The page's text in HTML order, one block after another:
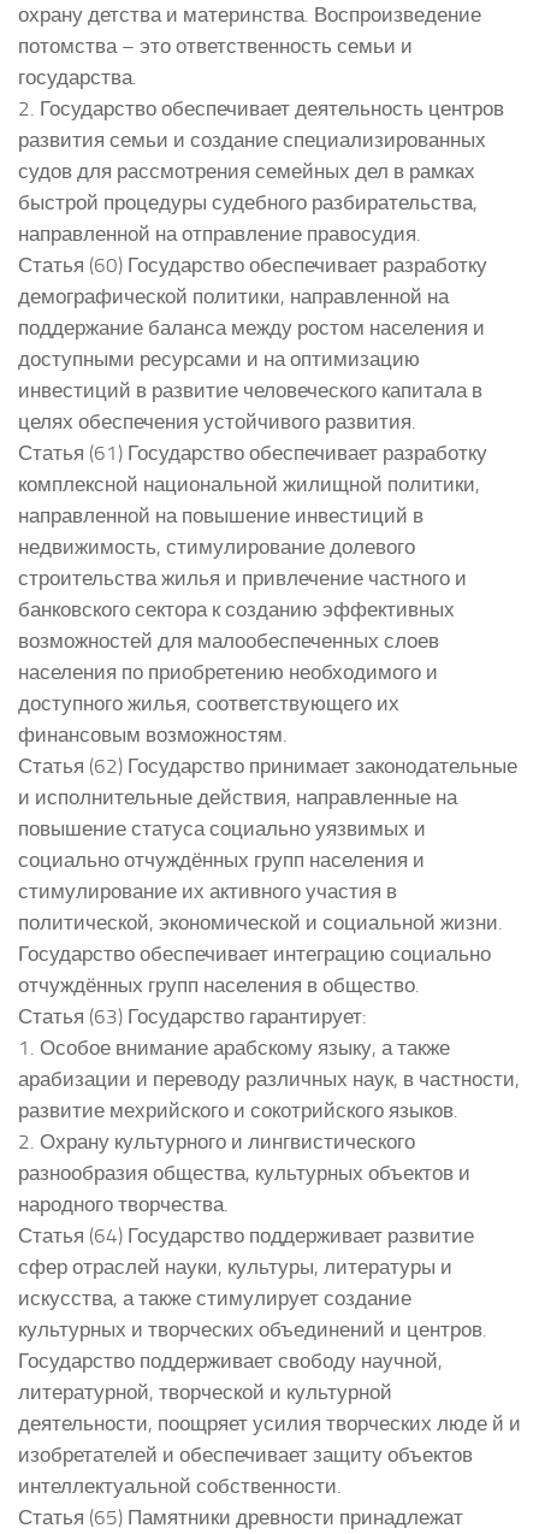
охрану детства и материнства. Воспроизведение
потомства – это ответственность семьи и
государства.
2. Государство обеспечивает деятельность центров
развития семьи и создание специализированных
судов для рассмотрения семейных дел в рамках
быстрой процедуры судебного разбирательства,
направленной на отправление правосудия.
Статья (60) Государство обеспечивает разработку
демографической политики, направленной на
поддержание баланса между ростом населения и
доступными ресурсами и на оптимизацию
инвестиций в развитие человеческого капитала в
целях обеспечения устойчивого развития.
Статья (61) Государство обеспечивает разработку
комплексной национальной жилищной политики,
направленной на повышение инвестиций в
недвижимость, стимулирование долевого
строительства жилья и привлечение частного и
банковского сектора к созданию эффективных
возможностей для малообеспеченных слоев
населения по приобретению необходимого и
доступного жилья, соответствующего их
финансовым возможностям.
Статья (62) Государство принимает законодательные
и исполнительные действия, направленные на
повышение статуса социально уязвимых и
социально отчуждённых групп населения и
стимулирование их активного участия в
политической, экономической и социальной жизни.
Государство обеспечивает интеграцию социально
отчуждённых групп населения в общество.
Статья (63) Государство гарантирует:
1. Особое внимание арабскому языку, а также
арабизации и переводу различных наук, в частности,
развитие мехрийского и сокотрийского языков.
2. Охрану культурного и лингвистического
разнообразия общества, культурных объектов и
народного творчества.
Статья (64) Государство поддерживает развитие
сфер отраслей науки, культуры, литературы и
искусства, а также стимулирует создание
культурных и творческих объединений и центров.
Государство поддерживает свободу научной,
литературной, творческой и культурной
деятельности, поощряет усилия творческих люде й и
изобретателей и обеспечивает защиту объектов
интеллектуальной собственности.
Статья (65) Памятники древности принадлежат